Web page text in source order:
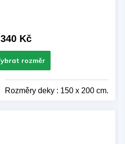
340 Kč
Rozměry deky : 150 x 200 cm.